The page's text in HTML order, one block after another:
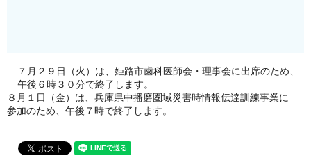
７月２９日（火）は、姫路市歯科医師会・理事会に出席のため、
午後６時３０分で終了します。
８月１日（金）は、兵庫県中播磨圏域災害時情報伝達訓練事業に
参加のため、午後７時で終了します。